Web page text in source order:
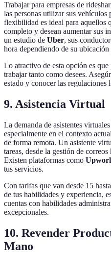
Trabajar para empresas de
las personas utilizar sus vehículos
flexibilidad es ideal para aquellos
completo y desean aumentar sus
un estudio de Uber, sus
hora dependiendo de su ubicación
Lo atractivo de esta opción es
trabajar tanto como desees.
estado y conocer las regulaciones
9. Asistencia Virtual
La demanda de asistentes
especialmente en el contexto
de forma remota. Un asistente
tareas, desde la gestión de
Existen plataformas como
tus servicios.
Con tarifas que van desde 15
de tus habilidades y experiencia,
cuentas con habilidades
excepcionales.
10. Revender
Mano